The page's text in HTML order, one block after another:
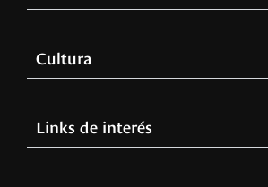
Cultura
Links de interés